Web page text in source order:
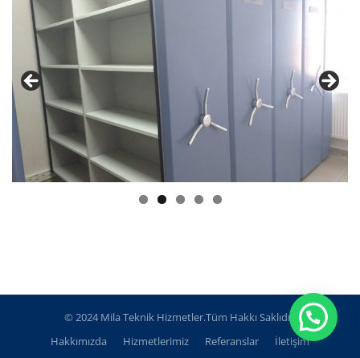
© 2024 Mila Teknik Hizmetler.Tüm Hakkı Saklıdır.
Hakkımızda
Hizmetlerimiz Referanslar İletişim